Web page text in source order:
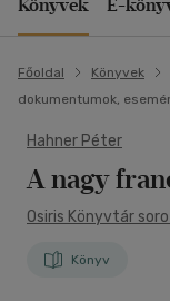
Könyvek E-
Főoldal Könyvek
dokumentumok,
Hahner Péter
A nagy
Osiris Könyvtár
Könyv